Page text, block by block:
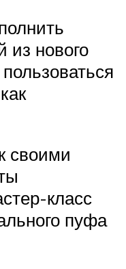
из нового
своими
класс
пуфа